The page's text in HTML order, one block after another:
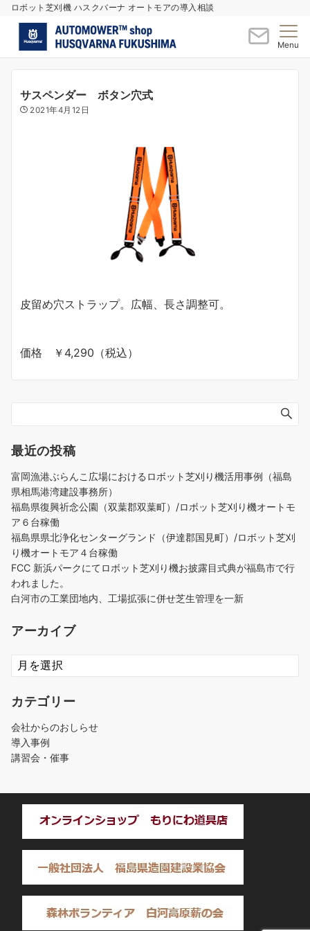
ロボット芝刈機 ハスクバーナ オートモアの導入相談
Menu
サスペンダー ボタン穴式
2021年4月12日
皮留め穴ストラップ。広幅、長さ調整可。
価格 ￥4,290（税込）
最近の投稿
富岡漁港ぶらんこ広場におけるロボット芝刈り機活用事例（福島
県相馬港湾建設事務所）
福島県復興祈念公園（双葉郡双葉町）/ロボット芝刈り機オートモ
ア６台稼働
福島県県北浄化センターグランド（伊達郡国見町）/ロボット芝刈
り機オートモア４台稼働
FCC 新浜パークにてロボット芝刈り機お披露目式典が福島市で行
われました。
白河市の工業団地内、工場拡張に併せ芝生管理を一新
アーカイブ
ア
ー
イ
カテゴリー
会社からのおしらせ
導入事例
講習会・催事